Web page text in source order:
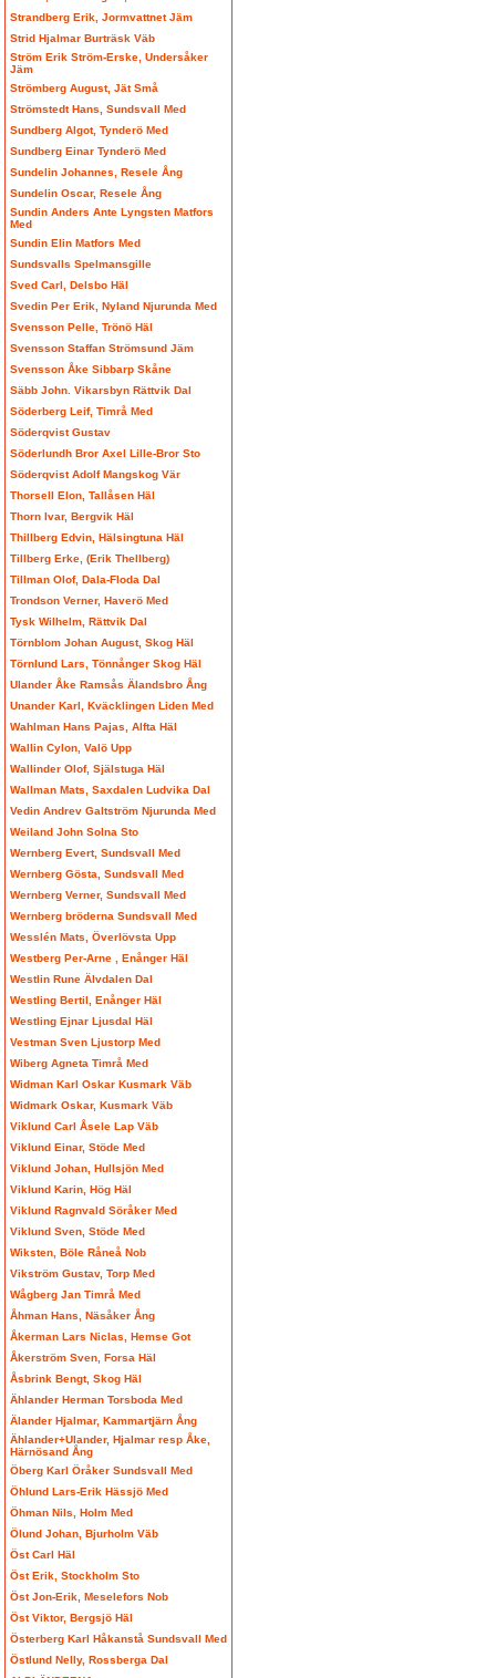
Strandberg Erik, Jormvattnet Jäm
Strid Hjalmar Burträsk Väb
Ström Erik Ström-Erske, Undersåker
Jäm
Strömberg August, Jät Små
Strömstedt Hans, Sundsvall Med
Sundberg Algot, Tynderö Med
Sundberg Einar Tynderö Med
Sundelin Johannes, Resele Ång
Sundelin Oscar, Resele Ång
Sundin Anders Ante Lyngsten Matfors
Med
Sundin Elin Matfors Med
Sundsvalls Spelmansgille
Sved Carl, Delsbo Häl
Svedin Per Erik, Nyland Njurunda Med
Svensson Pelle, Trönö Häl
Svensson Staffan Strömsund Jäm
Svensson Åke Sibbarp Skåne
Säbb John. Vikarsbyn Rättvik Dal
Söderberg Leif, Timrå Med
Söderqvist Gustav
Söderlundh Bror Axel Lille-Bror Sto
Söderqvist Adolf Mangskog Vär
Thorsell Elon, Tallåsen Häl
Thorn Ivar, Bergvik Häl
Thillberg Edvin, Hälsingtuna Häl
Tillberg Erke, (Erik Thellberg)
Tillman Olof, Dala-Floda Dal
Trondson Verner, Haverö Med
Tysk Wilhelm, Rättvik Dal
Törnblom Johan August, Skog Häl
Törnlund Lars, Tönnånger Skog Häl
Ulander Åke Ramsås Älandsbro Ång
Unander Karl, Kväcklingen Liden Med
Wahlman Hans Pajas, Alfta Häl
Wallin Cylon, Valö Upp
Wallinder Olof, Själstuga Häl
Wallman Mats, Saxdalen Ludvika Dal
Vedin Andrev Galtström Njurunda Med
Weiland John Solna Sto
Wernberg Evert, Sundsvall Med
Wernberg Gösta, Sundsvall Med
Wernberg Verner, Sundsvall Med
Wernberg bröderna Sundsvall Med
Wesslén Mats, Överlövsta Upp
Westberg Per-Arne , Enånger Häl
Westlin Rune Älvdalen Dal
Westling Bertil, Enånger Häl
Westling Ejnar Ljusdal Häl
Vestman Sven Ljustorp Med
Wiberg Agneta Timrå Med
Widman Karl Oskar Kusmark Väb
Widmark Oskar, Kusmark Väb
Viklund Carl Åsele Lap Väb
Viklund Einar, Stöde Med
Viklund Johan, Hullsjön Med
Viklund Karin, Hög Häl
Viklund Ragnvald Söråker Med
Viklund Sven, Stöde Med
Wiksten, Böle Råneå Nob
Vikström Gustav, Torp Med
Wågberg Jan Timrå Med
Åhman Hans, Näsåker Ång
Åkerman Lars Niclas, Hemse Got
Åkerström Sven, Forsa Häl
Åsbrink Bengt, Skog Häl
Ählander Herman Torsboda Med
Älander Hjalmar, Kammartjärn Ång
Ählander+Ulander, Hjalmar resp Åke,
Härnösand Ång
Öberg Karl Öråker Sundsvall Med
Öhlund Lars-Erik Hässjö Med
Öhman Nils, Holm Med
Ölund Johan, Bjurholm Väb
Öst Carl Häl
Öst Erik, Stockholm Sto
Öst Jon-Erik, Meselefors Nob
Öst Viktor, Bergsjö Häl
Österberg Karl Håkanstå Sundsvall Med
Östlund Nelly, Rossberga Dal